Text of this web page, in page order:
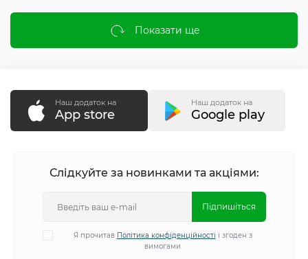
Показати ще
Наш додаток на
App store
Наш додаток на
Google play
Слідкуйте за новинками та акціями:
Підпишіться
Я прочитав Політика конфіденційності і згоден з
вимогами